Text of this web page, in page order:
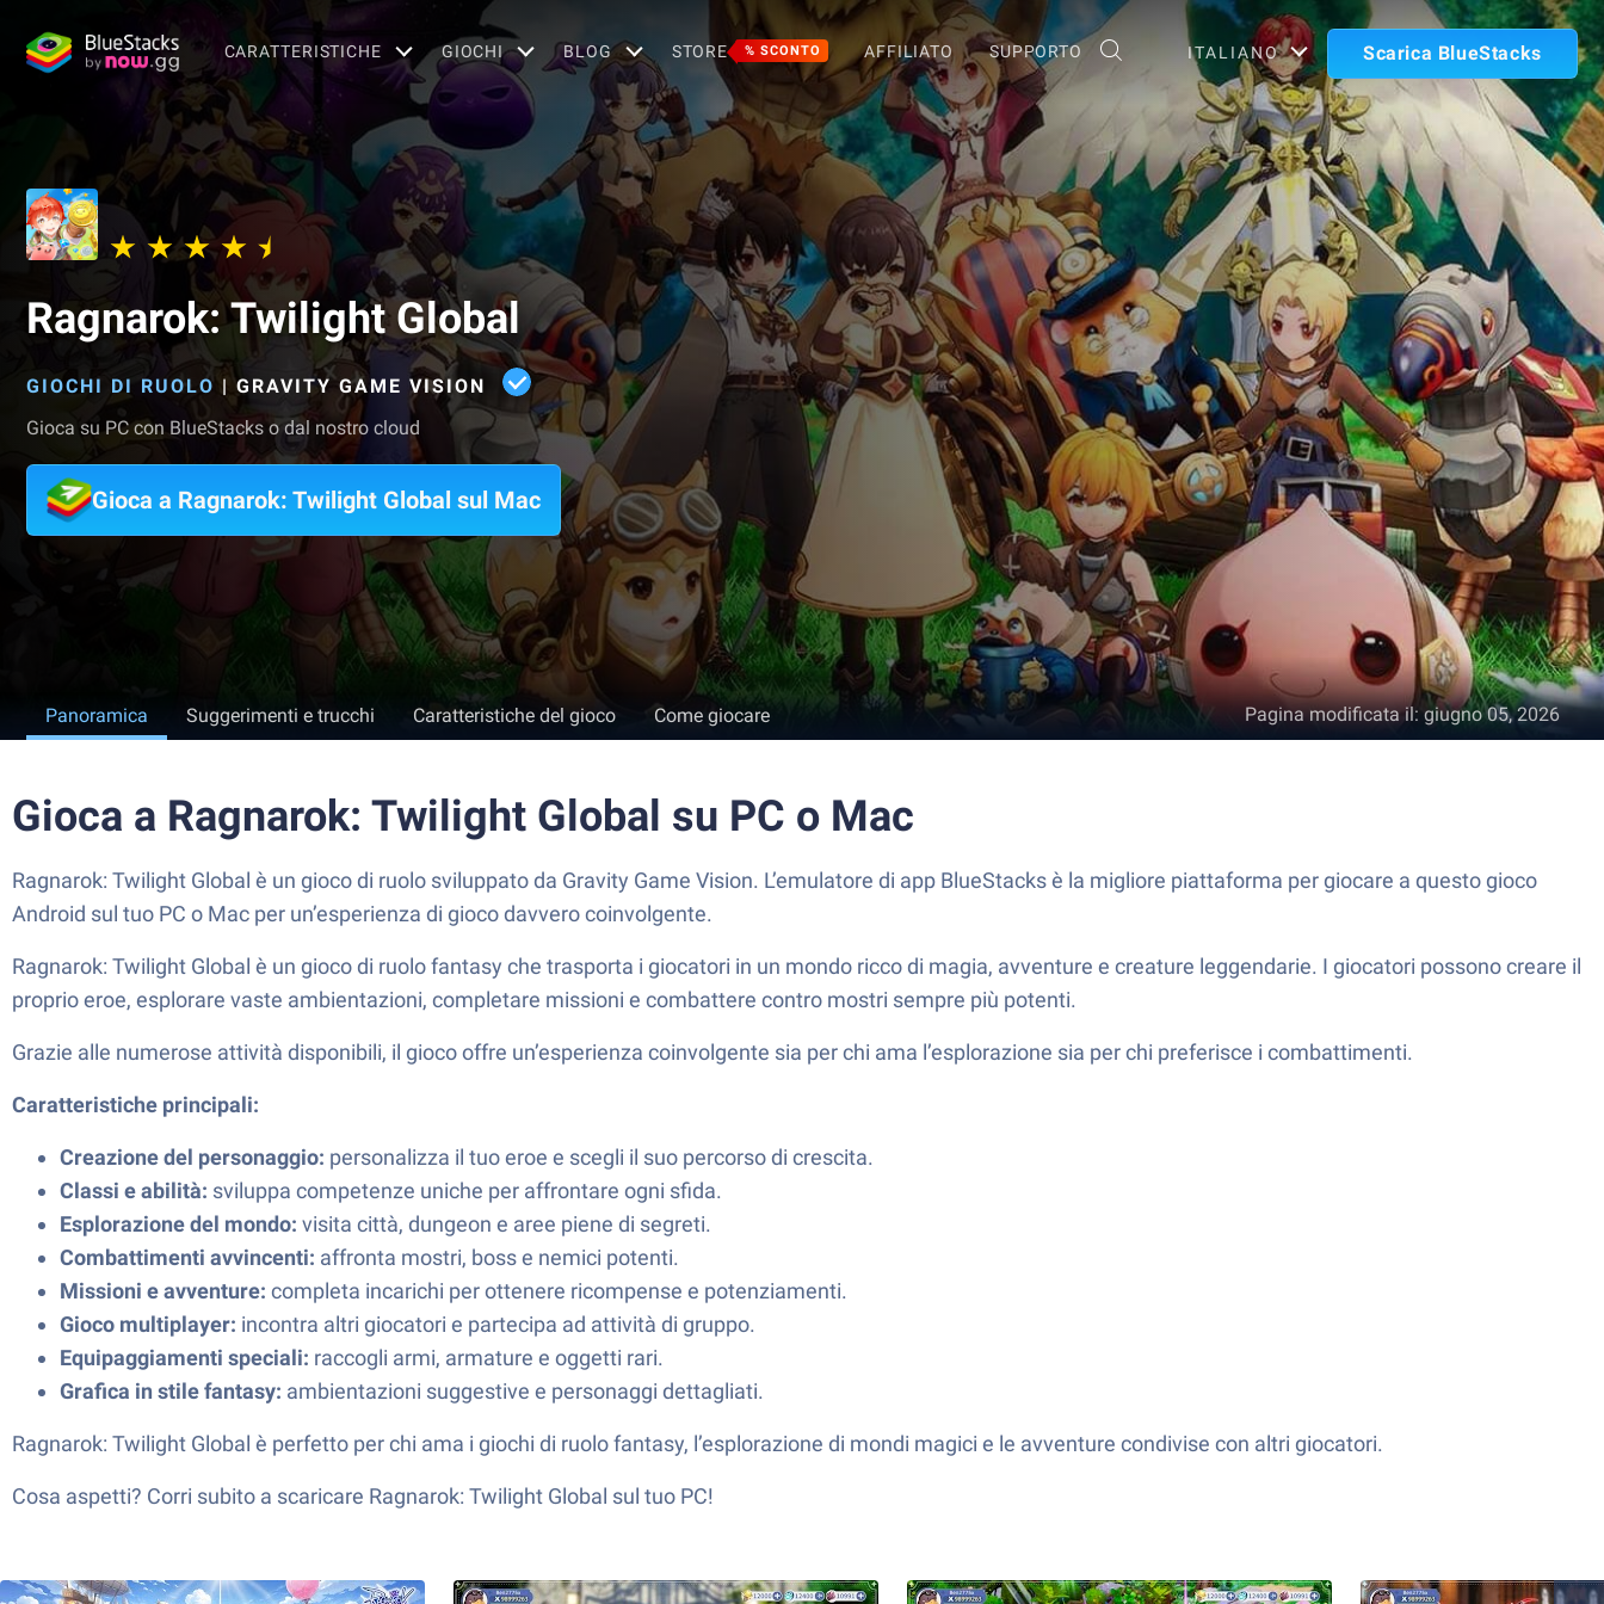
CARATTERISTICHE GIOCHI BLOG STORE % SCONTO AFFILIATO SUPPORTO ITALIANO Scarica BlueStacks
Ragnarok: Twilight Global
GIOCHI DI RUOLO | GRAVITY GAME VISION
Gioca su PC con BlueStacks o dal nostro cloud
Gioca a Ragnarok: Twilight Global sul Mac
Panoramica Suggerimenti e trucchi Caratteristiche del gioco Come giocare Pagina modificata il:giugno 05, 2026
Gioca a Ragnarok: Twilight Global su PC o Mac
Ragnarok: Twilight Global è un gioco di ruolo sviluppato da Gravity Game Vision. L’emulatore di app BlueStacks è la migliore piattaforma per giocare a questo gioco
Android sul tuo PC o Mac per un’esperienza di gioco davvero coinvolgente.
Ragnarok: Twilight Global è un gioco di ruolo fantasy che trasporta i giocatori in un mondo ricco di magia, avventure e creature leggendarie. I giocatori possono creare il
proprio eroe, esplorare vaste ambientazioni, completare missioni e combattere contro mostri sempre più potenti.
Grazie alle numerose attività disponibili, il gioco offre un’esperienza coinvolgente sia per chi ama l’esplorazione sia per chi preferisce i combattimenti.
Caratteristiche principali:
Creazione del personaggio: personalizza il tuo eroe e scegli il suo percorso di crescita.
Classi e abilità: sviluppa competenze uniche per affrontare ogni sfida.
Esplorazione del mondo: visita città, dungeon e aree piene di segreti.
Combattimenti avvincenti: affronta mostri, boss e nemici potenti.
Missioni e avventure: completa incarichi per ottenere ricompense e potenziamenti.
Gioco multiplayer: incontra altri giocatori e partecipa ad attività di gruppo.
Equipaggiamenti speciali: raccogli armi, armature e oggetti rari.
Grafica in stile fantasy: ambientazioni suggestive e personaggi dettagliati.
Ragnarok: Twilight Global è perfetto per chi ama i giochi di ruolo fantasy, l’esplorazione di mondi magici e le avventure condivise con altri giocatori.
Cosa aspetti? Corri subito a scaricare Ragnarok: Twilight Global sul tuo PC!